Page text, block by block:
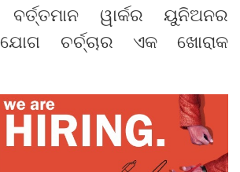
ବର୍ତ୍ତମାନ ୱାର୍କର ୟୁନିଅନର
ଚର୍ଚ୍ଚାର ଏକ ଖୋରାକ